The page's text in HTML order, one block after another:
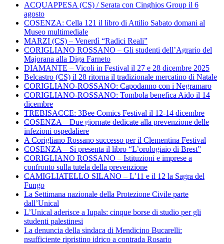
ACQUAPPESA (CS) / Serata con Cinghios Group il 6
agosto
COSENZA: Cella 121 il libro di Attilio Sabato domani al
Museo multimediale
MARZI (CS) – Venerdì “Radici Reali”
CORIGLIANO ROSSANO – Gli studenti dell’Agrario del
Majorana alla Diga Farneto
DIAMANTE – Vicoli in Festival il 27 e 28 dicembre 2025
Belcastro (CS) il 28 ritorna il tradizionale mercatino di Natale
CORIGLIANO-ROSSANO: Capodanno con i Negramaro
CORIGLIANO-ROSSANO: Tombola benefica Aido il 14
dicembre
TREBISACCE: 3Bee Comics Festival il 12-14 dicembre
COSENZA – Due giornate dedicate alla prevenzione delle
infezioni ospedaliere
A Corigliano Rossano successo per il Clementina Festival
COSENZA – Si presenta il libro “L’orologiaio di Brest”
CORIGLIANO ROSSANO – Istituzioni e imprese a
confronto sulla tutela della prevenzione
CAMIGLIATELLO SILANO – L’11 e il 12 la Sagra del
Fungo
La Settimana nazionale della Protezione Civile parte
dall’Unical
L’Unical aderisce a Iupals: cinque borse di studio per gli
studenti palestinesi
La denuncia della sindaca di Mendicino Bucarelli:
nsufficiente ripristino idrico a contrada Rosario